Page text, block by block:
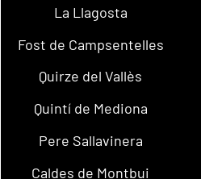
La Llagosta
Fost de Campsentelles
Quirze del Vallès
Quintí de Mediona
Pere Sallavinera
Caldes de Montbui